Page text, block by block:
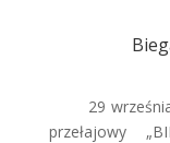
29
przełajowy